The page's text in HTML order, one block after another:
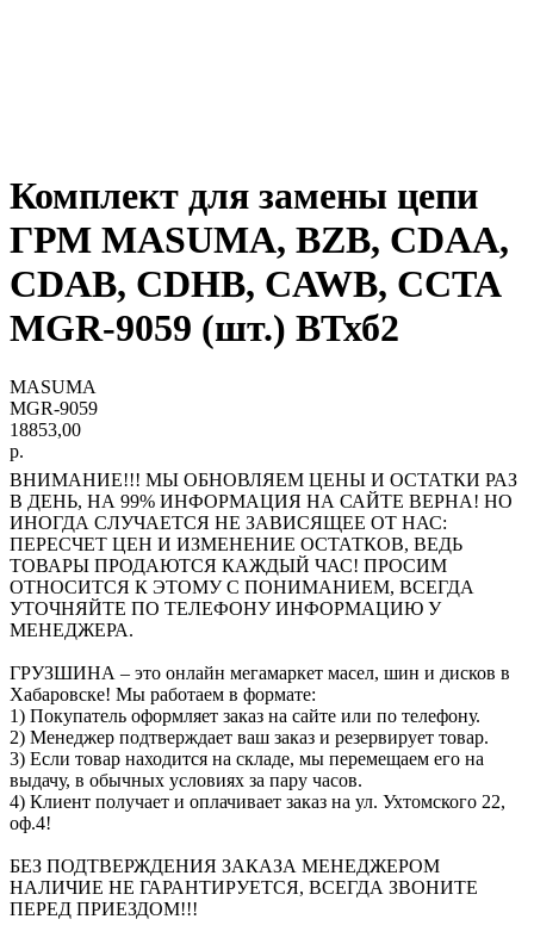
Комплект для замены цепи
ГРМ MASUMA, BZB, CDAA,
CDAB, CDHB, CAWB, CCTA
MGR-9059 (шт.) ВТхб2
MASUMA
MGR-9059
18853,00
р.
ВНИМАНИЕ!!! МЫ ОБНОВЛЯЕМ ЦЕНЫ И ОСТАТКИ РАЗ
В ДЕНЬ, НА 99% ИНФОРМАЦИЯ НА САЙТЕ ВЕРНА! НО
ИНОГДА СЛУЧАЕТСЯ НЕ ЗАВИСЯЩЕЕ ОТ НАС:
ПЕРЕСЧЕТ ЦЕН И ИЗМЕНЕНИЕ ОСТАТКОВ, ВЕДЬ
ТОВАРЫ ПРОДАЮТСЯ КАЖДЫЙ ЧАС! ПРОСИМ
ОТНОСИТСЯ К ЭТОМУ С ПОНИМАНИЕМ, ВСЕГДА
УТОЧНЯЙТЕ ПО ТЕЛЕФОНУ ИНФОРМАЦИЮ У
МЕНЕДЖЕРА.
ГРУЗШИНА – это онлайн мегамаркет масел, шин и дисков в
Хабаровске! Мы работаем в формате:
1) Покупатель оформляет заказ на сайте или по телефону.
2) Менеджер подтверждает ваш заказ и резервирует товар.
3) Если товар находится на складе, мы перемещаем его на
выдачу, в обычных условиях за пару часов.
4) Клиент получает и оплачивает заказ на ул. Ухтомского 22,
оф.4!
БЕЗ ПОДТВЕРЖДЕНИЯ ЗАКАЗА МЕНЕДЖЕРОМ
НАЛИЧИЕ НЕ ГАРАНТИРУЕТСЯ, ВСЕГДА ЗВОНИТЕ
ПЕРЕД ПРИЕЗДОМ!!!